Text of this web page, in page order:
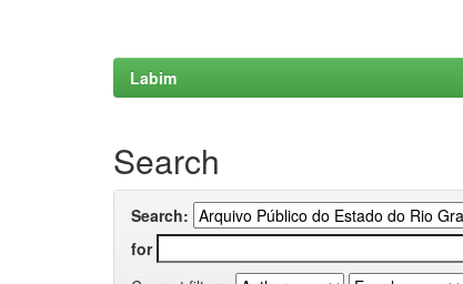
Labim
Search
Search:
for